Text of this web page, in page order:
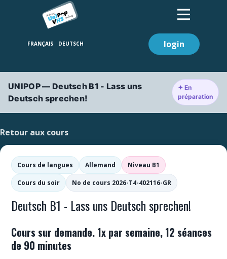
login
UNIPOP — Deutsch B1 - Lass uns
Deutsch sprechen!
✦ En
préparation
Retour aux cours
Cours de langues Allemand Niveau B1
Cours du soir No de cours 2026-T4-402116-GR
Deutsch B1 - Lass uns Deutsch sprechen!
Cours sur demande. 1x par semaine, 12 séances
de 90 minutes